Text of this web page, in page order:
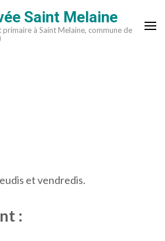
Saint Melaine
primaire à Saint Melaine, commune de
et vendredis.
: